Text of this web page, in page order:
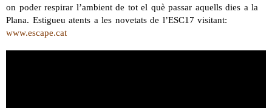
on poder respirar l’ambient de tot el què passar aquells dies a la
Plana. Estigueu atents a les novetats de l’ESC17 visitant:
www.escape.cat